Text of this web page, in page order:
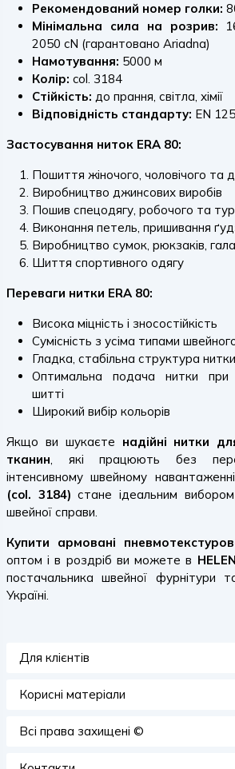
Рекомендований номер голки:
Мінімальна сила на розрив:
2050 cN (гарантовано Ariadna)
Намотування: 5000 м
Колір: col. 3184
Стійкість: до прання, світла, хімії
Відповідність стандарту: EN
Застосування ниток ERA 80:
Пошиття жіночого, чоловічого та
Виробництво джинсових виробів
Пошив спецодягу, робочого та
Виконання петель, пришивання
Виробництво сумок, рюкзаків,
Шиття спортивного одягу
Переваги нитки ERA 80:
Висока міцність і зносостійкість
Сумісність з усіма типами
Гладка, стабільна структура нитки
Оптимальна подача нитки при
шитті
Широкий вибір кольорів
Якщо ви шукаєте надійні нитки
тканин, які працюють без
інтенсивному швейному
(col. 3184) стане ідеальним
швейної справи.
Купити армовані
оптом і в роздріб ви можете в
постачальника швейної фурнітури
Україні.
Для клієнтів
Корисні матеріали
Всi права захищенi ©